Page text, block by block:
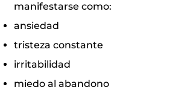
manifestarse como:
ansiedad
tristeza constante
irritabilidad
miedo al abandono